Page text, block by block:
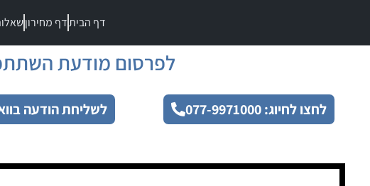
דף הביתדף מחירון
לפרסום מודעת
לחצו לחיוג: 077-9971000 לשליחת הודעה